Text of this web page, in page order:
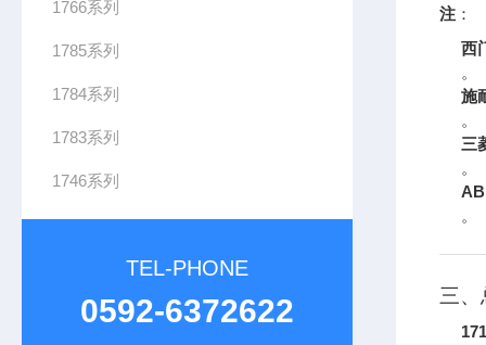
1766系列
1785系列
1784系列
1783系列
1746系列
TEL-PHONE
0592-6372622
注 ：
西
。
施
。
三
。
。
三、